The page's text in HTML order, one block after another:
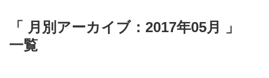
「 月別アーカイブ：2017年05月 」
一覧